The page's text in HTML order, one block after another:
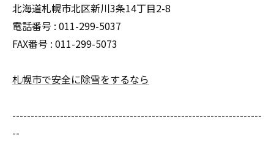
北海道札幌市北区新川3条14丁目2-8
電話番号 : 011-299-5037
FAX番号 : 011-299-5073
札幌市で安全に除雪をするなら
--------------------------------------------------------------------
--